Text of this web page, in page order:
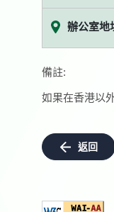
辦公室地
備註:
如果在香港以
返回